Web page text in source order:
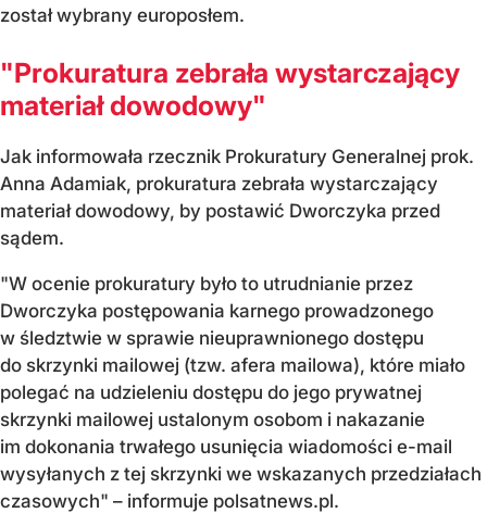
został wybrany europosłem.
"Prokuratura zebrała wystarczający
materiał dowodowy"
Jak informowała rzecznik Prokuratury Generalnej prok.
Anna Adamiak, prokuratura zebrała wystarczający
materiał dowodowy, by postawić Dworczyka przed
sądem.
"W ocenie prokuratury było to utrudnianie przez
Dworczyka postępowania karnego prowadzonego
w śledztwie w sprawie nieuprawnionego dostępu
do skrzynki mailowej (tzw. afera mailowa), które miało
polegać na udzieleniu dostępu do jego prywatnej
skrzynki mailowej ustalonym osobom i nakazanie
im dokonania trwałego usunięcia wiadomości e-mail
wysyłanych z tej skrzynki we wskazanych przedziałach
czasowych" – informuje polsatnews.pl.